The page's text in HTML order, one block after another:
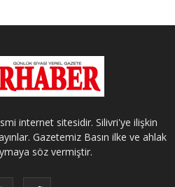
internet sitesidir. Silivri'ye ilişkin
Gazetemiz Basın ilke ve ahlak
söz vermiştir.